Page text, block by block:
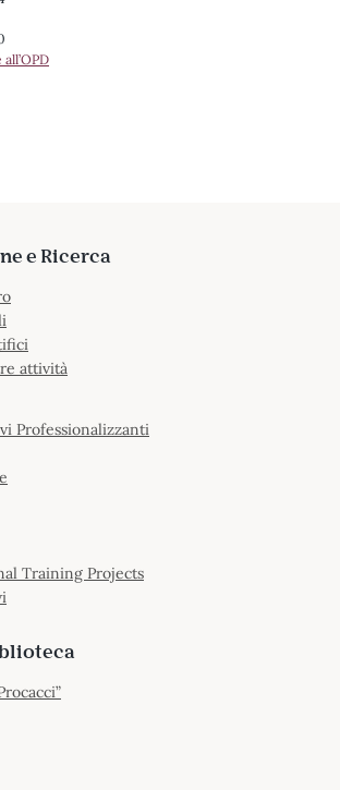
e Ricerca
attività
Professionalizzanti
Training Projects